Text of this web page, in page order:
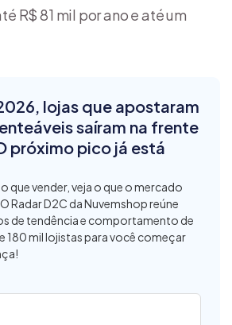
R$ 81 mil por ano e até um
lojas que apostaram
saíram na frente
próximo pico já está
que vender, veja o que o mercado
Radar D2C da Nuvemshop reúne
de tendência e comportamento de
180 mil lojistas para você começar